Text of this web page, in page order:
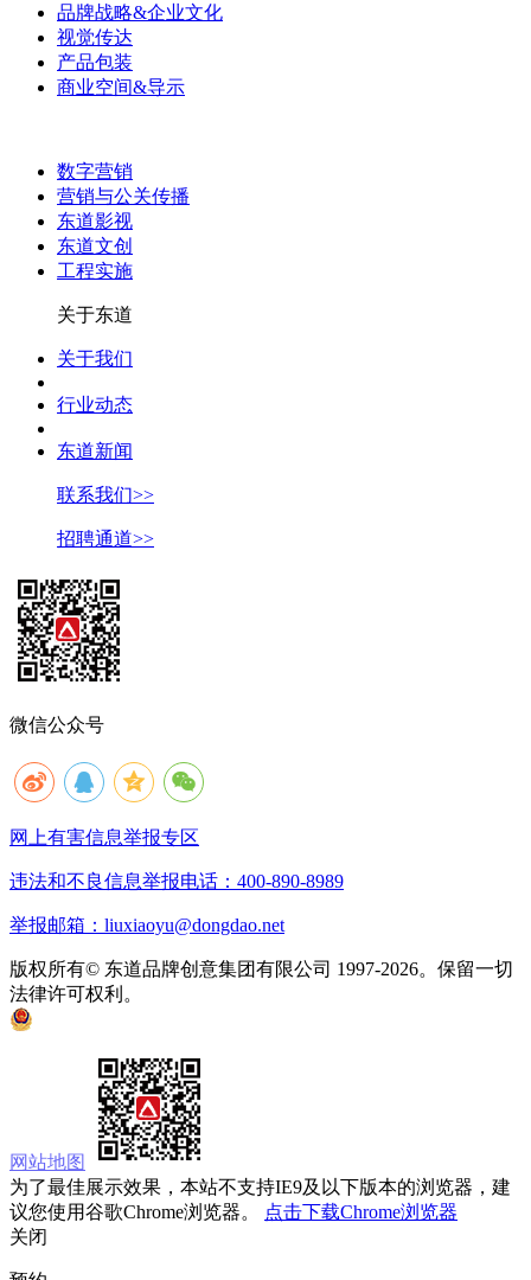
品牌战略&企业文化
视觉传达
产品包装
商业空间&导示
数字营销
营销与公关传播
东道影视
东道文创
工程实施
关于东道
关于我们
行业动态
东道新闻
联系我们>>
招聘通道>>
微信公众号
网上有害信息举报专区
违法和不良信息举报电话：400-890-8989
举报邮箱：liuxiaoyu@dongdao.net
版权所有© 东道品牌创意集团有限公司 1997-2026。保留一切
法律许可权利。
网站地图
为了最佳展示效果，本站不支持IE9及以下版本的浏览器，建
议您使用谷歌Chrome浏览器。
点击下载Chrome浏览器
关闭